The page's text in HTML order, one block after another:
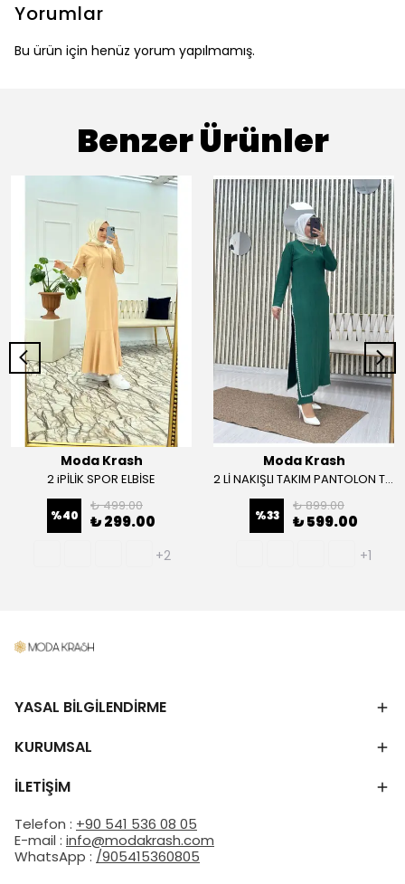
Yorumlar
Bu ürün için henüz yorum yapılmamış.
Benzer Ürünler
Moda Krash
2 iPİLİK SPOR ELBİSE
%40
₺ 499.00
₺ 299.00
+2
Moda Krash
2 Lİ NAKIŞLI TAKIM PANTOLON TUNİK
%33
₺ 899.00
₺ 599.00
+1
YASAL BİLGİLENDİRME
KURUMSAL
İLETİŞİM
Telefon : +90 541 536 08 05
E-mail : info@modakrash.com
WhatsApp : /905415360805